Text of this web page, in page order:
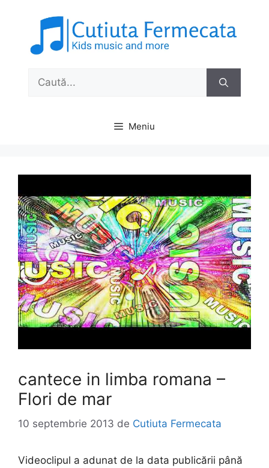
Caută
Meniu
cantece in limba romana –
Flori de mar
10 septembrie 2013 de Cutiuta Fermecata
Videoclipul a adunat de la data publicării până